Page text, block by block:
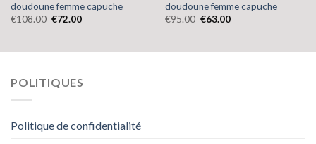
doudoune femme capuche
€108.00 €72.00
doudoune femme capuche
€95.00 €63.00
POLITIQUES
Politique de confidentialité